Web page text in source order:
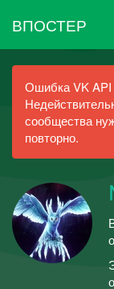
ВПОСТЕР
Ошибка VK API
сообщества
повторно.